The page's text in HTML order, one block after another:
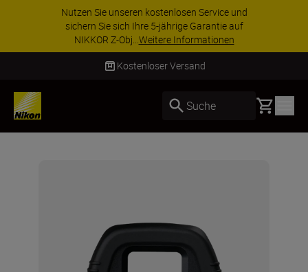
Nutzen Sie unseren kostenlosen Service und
sichern Sie sich Ihre 5-jährige Garantie auf
NIKKOR Z-Obj...Weitere Informationen
Kostenloser Versand
Suche Basket